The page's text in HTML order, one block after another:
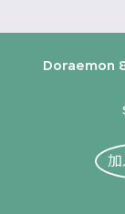
Doraemon
加